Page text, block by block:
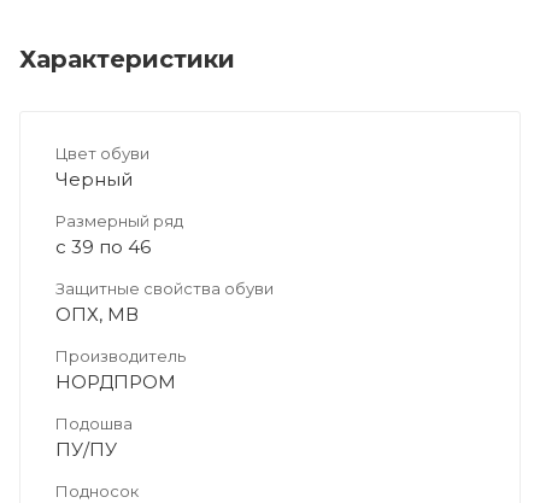
Характеристики
Цвет обуви
Черный
Размерный ряд
с 39 по 46
Защитные свойства обуви
ОПХ, МВ
Производитель
НОРДПРОМ
Подошва
ПУ/ПУ
Подносок